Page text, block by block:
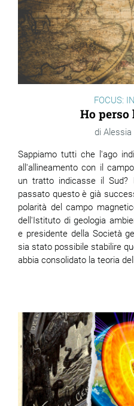
FOCUS:
Ho perso
Alessia
Sappiamo tutti che l'ago
all'allineamento con il
un tratto indicasse il Sud?
passato questo è già
polarità del campo
dell'Istituto di geologia
e presidente della Società
sia stato possibile stabilire
abbia consolidato la teoria